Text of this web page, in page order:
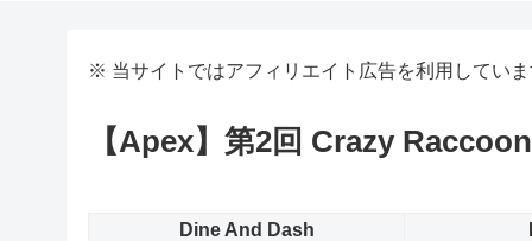
※ 当サイトではアフィリエイト広告を利用してい
【Apex】第2回 Crazy
Dine And Dash